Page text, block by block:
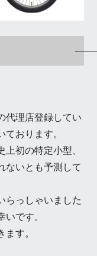
代理店登録してい
おります。
初の特定小型、
ないとも予測して
らっしゃいました
です。
す。